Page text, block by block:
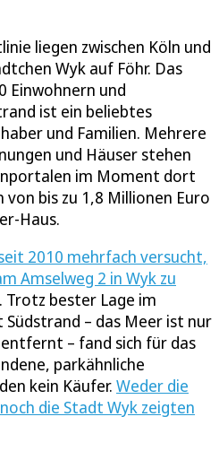
liegen zwischen Köln und
Wyk auf Föhr. Das
Einwohnern und
ist ein beliebtes
und Familien. Mehrere
und Häuser stehen
im Moment dort
von bis zu 1,8 Millionen Euro
Haus.
2010 mehrfach versucht,
Amselweg 2 in Wyk zu
Trotz bester Lage im
– das Meer ist nur
– fand sich für das
parkähnliche
kein Käufer. Weder die
die Stadt Wyk zeigten